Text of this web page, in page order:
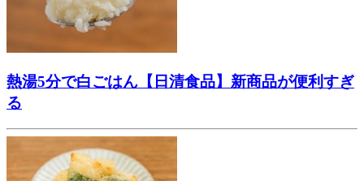
熱湯5分で白ごはん【日清食品】新商品が便利すぎ
る